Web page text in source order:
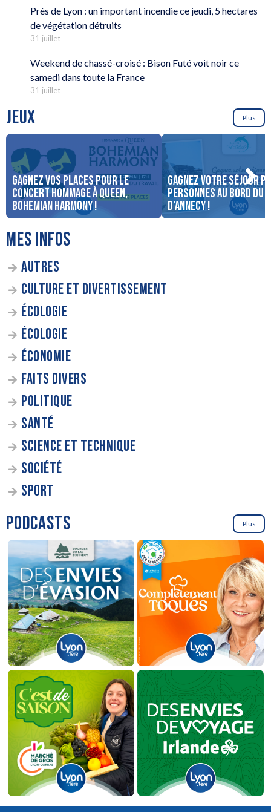
Près de Lyon : un important incendie ce jeudi, 5 hectares
de végétation détruits
31 juillet
Weekend de chassé-croisé : Bison Futé voit noir ce
samedi dans toute la France
31 juillet
JEUX Plus
Gagnez vos places pour le
concert Hommage à Queen,
Bohemian Harmony !
Gagnez votre séjour
personnes au bord du
d’Annecy !
MES INFOS
AUTRES
CULTURE ET DIVERTISSEMENT
ÉCOLOGIE
ÉCOLOGIE
ÉCONOMIE
FAITS DIVERS
POLITIQUE
SANTÉ
SCIENCE ET TECHNIQUE
SOCIÉTÉ
SPORT
PODCASTS Plus